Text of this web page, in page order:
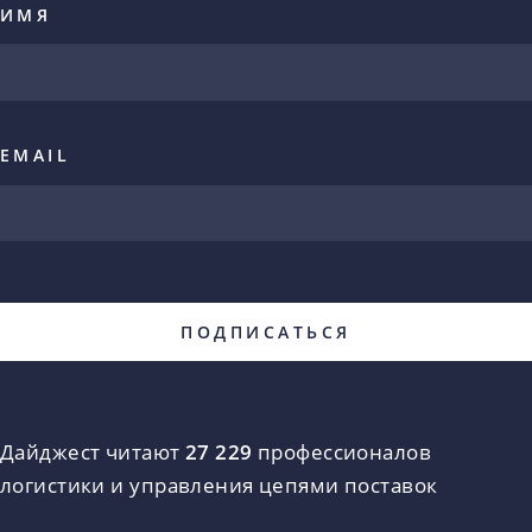
ИМЯ
EMAIL
Дайджест читают 27 229 профессионалов
логистики и управления цепями поставок